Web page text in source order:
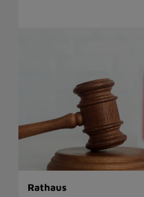
Rathaus